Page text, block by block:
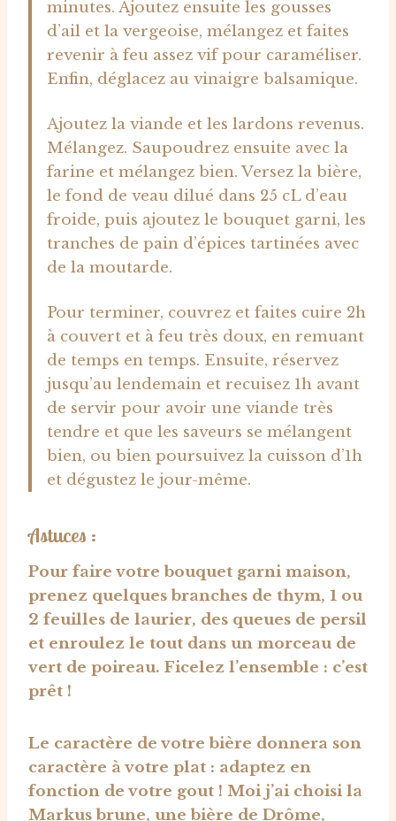
minutes. Ajoutez ensuite les gousses
d’ail et la vergeoise, mélangez et faites
revenir à feu assez vif pour caraméliser.
Enfin, déglacez au vinaigre balsamique.
Ajoutez la viande et les lardons revenus.
Mélangez. Saupoudrez ensuite avec la
farine et mélangez bien. Versez la bière,
le fond de veau dilué dans 25 cL d’eau
froide, puis ajoutez le bouquet garni, les
tranches de pain d’épices tartinées avec
de la moutarde.
Pour terminer, couvrez et faites cuire 2h
à couvert et à feu très doux, en remuant
de temps en temps. Ensuite, réservez
jusqu’au lendemain et recuisez 1h avant
de servir pour avoir une viande très
tendre et que les saveurs se mélangent
bien, ou bien poursuivez la cuisson d’1h
et dégustez le jour-même.
Astuces :
Pour faire votre bouquet garni maison,
prenez quelques branches de thym, 1 ou
2 feuilles de laurier, des queues de persil
et enroulez le tout dans un morceau de
vert de poireau. Ficelez l’ensemble : c’est
prêt !
Le caractère de votre bière donnera son
caractère à votre plat : adaptez en
fonction de votre gout ! Moi j’ai choisi la
Markus brune, une bière de Drôme,